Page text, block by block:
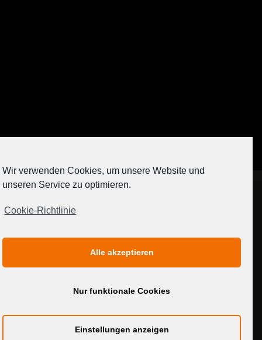
[contact-form-7 404 "Nicht gefunden"]
MEDIADATEN
Wir verwenden Cookies, um unsere Website und
unseren Service zu optimieren.
Cookie-Richtlinie
Alle akzeptieren
Nur funktionale Cookies
Einstellungen anzeigen